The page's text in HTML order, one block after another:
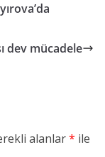
dev mücadele
alanlar* ile